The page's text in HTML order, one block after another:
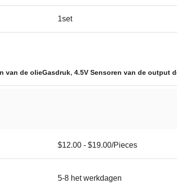
1set
van de olieGasdruk, 4.5V Sensoren van de output
$12.00 - $19.00/Pieces
5-8 het werkdagen